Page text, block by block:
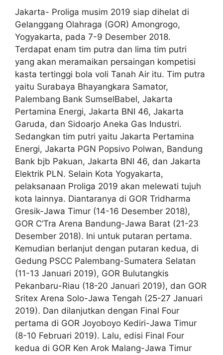
Jakarta- Proliga musim 2019 siap dihelat di
Gelanggang Olahraga (GOR) Amongrogo,
Yogyakarta, pada 7-9 Desember 2018.
Terdapat enam tim putra dan lima tim putri
yang akan meramaikan persaingan kompetisi
kasta tertinggi bola voli Tanah Air itu. Tim putra
yaitu Surabaya Bhayangkara Samator,
Palembang Bank SumselBabel, Jakarta
Pertamina Energi, Jakarta BNI 46, Jakarta
Garuda, dan Sidoarjo Aneka Gas Industri.
Sedangkan tim putri yaitu Jakarta Pertamina
Energi, Jakarta PGN Popsivo Polwan, Bandung
Bank bjb Pakuan, Jakarta BNI 46, dan Jakarta
Elektrik PLN. Selain Kota Yogyakarta,
pelaksanaan Proliga 2019 akan melewati tujuh
kota lainnya. Diantaranya di GOR Tridharma
Gresik-Jawa Timur (14-16 Desember 2018),
GOR C’Tra Arena Bandung-Jawa Barat (21-23
Desember 2018). Ini untuk putaran pertama.
Kemudian berlanjut dengan putaran kedua, di
Gedung PSCC Palembang-Sumatera Selatan
(11-13 Januari 2019), GOR Bulutangkis
Pekanbaru-Riau (18-20 Januari 2019), dan GOR
Sritex Arena Solo-Jawa Tengah (25-27 Januari
2019). Dan dilanjutkan dengan Final Four
pertama di GOR Joyoboyo Kediri-Jawa Timur
(8-10 Februari 2019). Lalu, edisi Final Four
kedua di GOR Ken Arok Malang-Jawa Timur